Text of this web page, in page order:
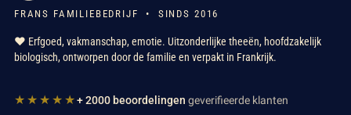
FRANS FAMILIEBEDRIJF • SINDS 2016
❤️ Erfgoed, vakmanschap, emotie. Uitzonderlijke theeën, hoofdzakelijk
biologisch, ontworpen door de familie en verpakt in Frankrijk.
★★★★★+ 2000 beoordelingen geverifieerde klanten